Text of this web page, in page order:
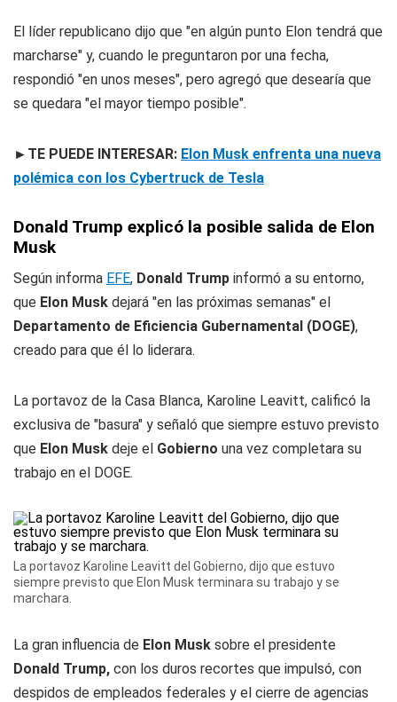
El líder republicano dijo que "en algún punto Elon tendrá que
marcharse" y, cuando le preguntaron por una fecha,
respondió "en unos meses", pero agregó que desearía que
se quedara "el mayor tiempo posible".
►TE PUEDE INTERESAR: Elon Musk enfrenta una nueva
polémica con los Cybertruck de Tesla
Donald Trump explicó la posible salida de Elon
Musk
Según informa EFE, Donald Trump informó a su entorno,
que Elon Musk dejará "en las próximas semanas" el
Departamento de Eficiencia Gubernamental (DOGE),
creado para que él lo liderara.
La portavoz de la Casa Blanca, Karoline Leavitt, calificó la
exclusiva de "basura" y señaló que siempre estuvo previsto
que Elon Musk deje el Gobierno una vez completara su
trabajo en el DOGE.
La portavoz Karoline Leavitt del Gobierno, dijo que estuvo
siempre previsto que Elon Musk terminara su trabajo y se
marchara.
La gran influencia de Elon Musk sobre el presidente
Donald Trump, con los duros recortes que impulsó, con
despidos de empleados federales y el cierre de agencias